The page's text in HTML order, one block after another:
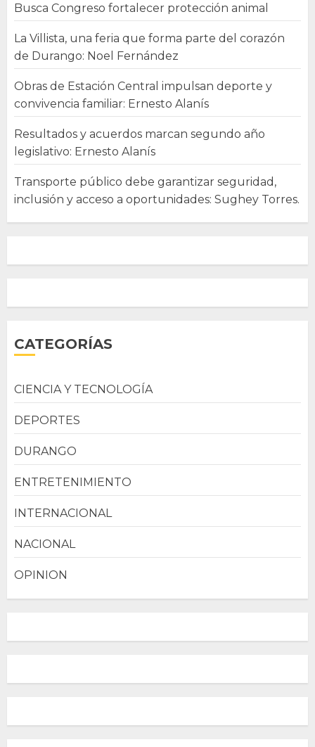
Busca Congreso fortalecer protección animal
La Villista, una feria que forma parte del corazón
de Durango: Noel Fernández
Obras de Estación Central impulsan deporte y
convivencia familiar: Ernesto Alanís
Resultados y acuerdos marcan segundo año
legislativo: Ernesto Alanís
Transporte público debe garantizar seguridad,
inclusión y acceso a oportunidades: Sughey Torres.
CATEGORÍAS
CIENCIA Y TECNOLOGÍA
DEPORTES
DURANGO
ENTRETENIMIENTO
INTERNACIONAL
NACIONAL
OPINION